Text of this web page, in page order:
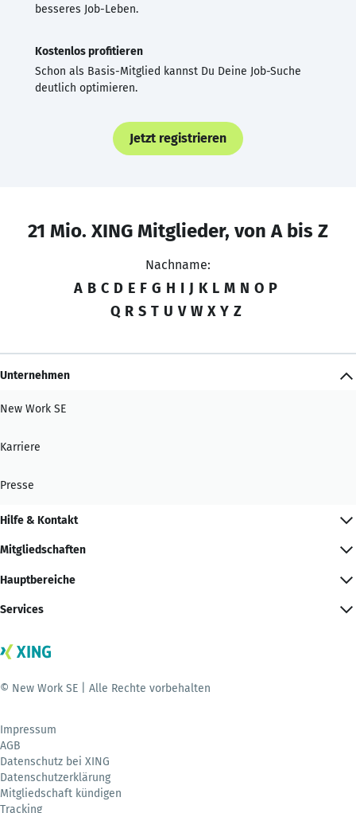
besseres Job-Leben.
Kostenlos profitieren
Schon als Basis-Mitglied kannst Du Deine Job-Suche
deutlich optimieren.
Jetzt registrieren
21 Mio. XING Mitglieder, von A bis Z
Nachname:
A B C D E F G H I J K L M N O P
Q R S T U V W X Y Z
Unternehmen
New Work SE
Karriere
Presse
Hilfe & Kontakt
Mitgliedschaften
Hauptbereiche
Services
© New Work SE | Alle Rechte vorbehalten
Impressum
AGB
Datenschutz bei XING
Datenschutzerklärung
Mitgliedschaft kündigen
Tracking